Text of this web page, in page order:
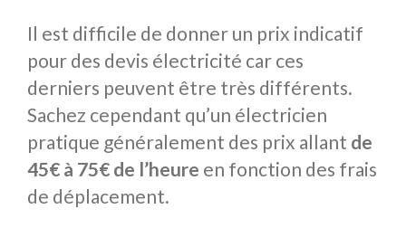
Il est difficile de donner un prix indicatif
pour des devis électricité car ces
derniers peuvent être très différents.
Sachez cependant qu’un électricien
pratique généralement des prix allant de
45€ à 75€ de l’heure en fonction des frais
de déplacement.